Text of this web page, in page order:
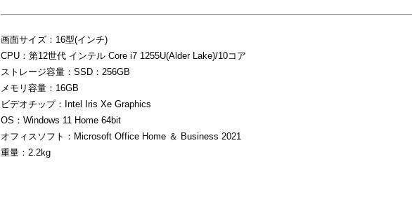
画面サイズ：16型(インチ)
CPU：第12世代 インテル Core i7 1255U(Alder Lake)/10コア
ストレージ容量：SSD：256GB
メモリ容量：16GB
ビデオチップ：Intel Iris Xe Graphics
OS：Windows 11 Home 64bit
オフィスソフト：Microsoft Office Home ＆ Business 2021
重量：2.2kg